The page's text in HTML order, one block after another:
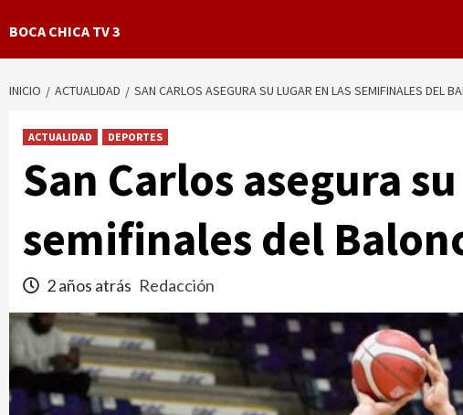
BOCA CHICA TV 3
INICIO ACTUALIDAD SAN CARLOS ASEGURA SU LUGAR EN LAS SEMIFINALES DEL
ACTUALIDAD DEPORTES
San Carlos asegura
semifinales del
2 años atrás Redacción